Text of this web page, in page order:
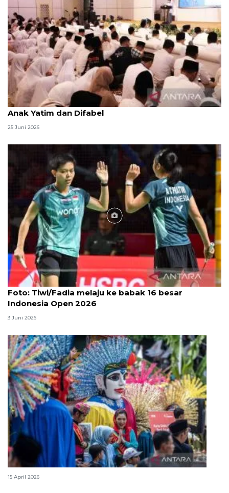
Menag jadikan setiap 10 Muharam sebagai Lebaran
Anak Yatim dan Difabel
25 Juni 2026
Foto
Foto: Tiwi/Fadia melaju ke babak 16 besar
Indonesia Open 2026
3 Juni 2026
Lebaran Betawi, harmoni tradisi dan kota global
15 April 2026